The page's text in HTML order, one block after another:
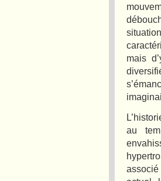
mais
au
associé